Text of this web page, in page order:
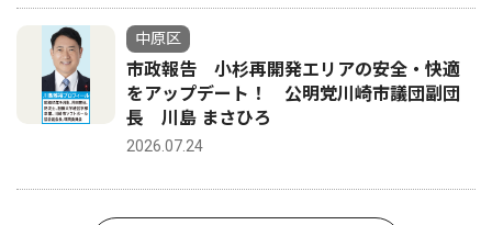
中原区
市政報告 小杉再開発エリアの安全・快適
をアップデート！ 公明党川崎市議団副団
長 川島 まさひろ
2026.07.24